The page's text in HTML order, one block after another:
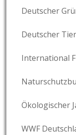
Deutscher
Deutscher
International
Ökologischer
WWF